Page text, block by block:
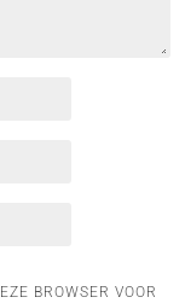
BROWSER VOOR